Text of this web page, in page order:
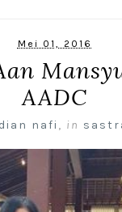
Mei 01, 2016
AADC
dian nafi , in